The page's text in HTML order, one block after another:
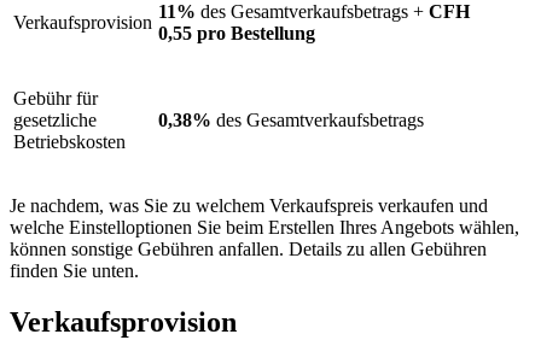
Verkaufsprovision
11% des Gesamtverkaufsbetrags + CFH
0,55 pro Bestellung
Gebühr für
gesetzliche
Betriebskosten
0,38% des Gesamtverkaufsbetrags
Je nachdem, was Sie zu welchem Verkaufspreis verkaufen und
welche Einstelloptionen Sie beim Erstellen Ihres Angebots wählen,
können sonstige Gebühren anfallen. Details zu allen Gebühren
finden Sie unten.
Verkaufsprovision